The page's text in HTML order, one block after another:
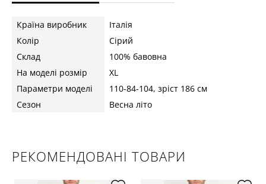
Країна виробник
Італія
Колір
Сірий
Склад
100% бавовна
На моделі розмір
XL
Параметри моделі
110-84-104, зріст 186 см
Сезон
Весна літо
РЕКОМЕНДОВАНІ ТОВАРИ